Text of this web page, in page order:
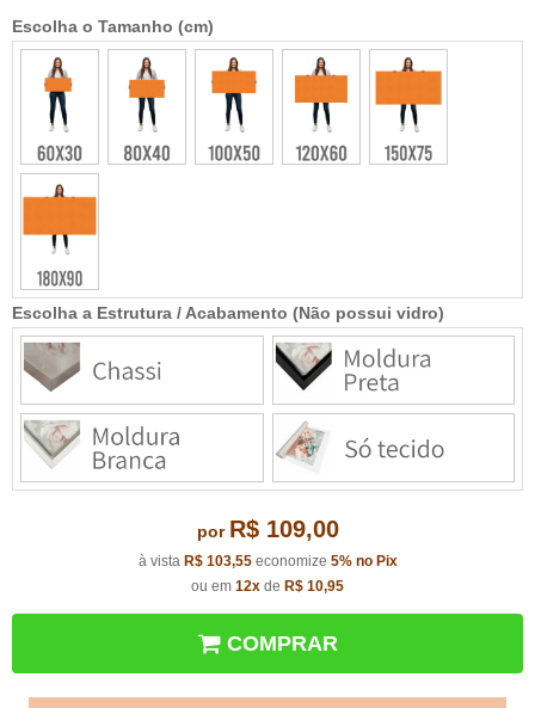
Escolha a Estrutura / Acabamento (Não possui vidro)
Escolha o Tamanho (cm)
por R$ 109,00
à vista R$ 103,55economize 5% no Pix
ou em 12x de R$ 10,95
COMPRAR